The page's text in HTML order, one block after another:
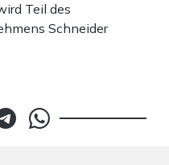
Teil des
Schneider